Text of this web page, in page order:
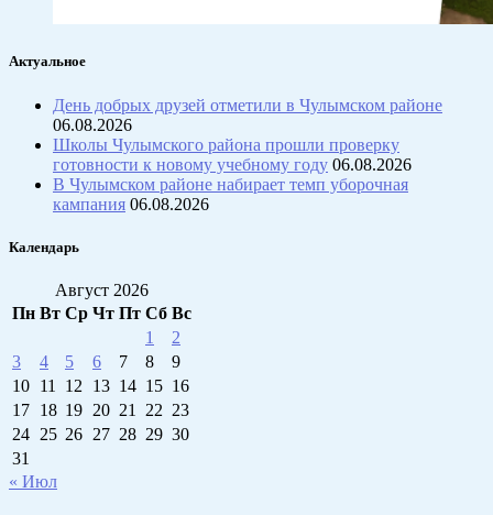
Актуальное
День добрых друзей отметили в Чулымском районе
06.08.2026
Школы Чулымского района прошли проверку
готовности к новому учебному году 06.08.2026
В Чулымском районе набирает темп уборочная
кампания 06.08.2026
Календарь
Август 2026
Пн Вт Ср Чт Пт Сб Вс
1
2
3
4 5 6 7 8
9
10 11 12 13 14 15 16
17 18 19 20 21 22 23
24 25 26 27 28 29 30
31
« Июл